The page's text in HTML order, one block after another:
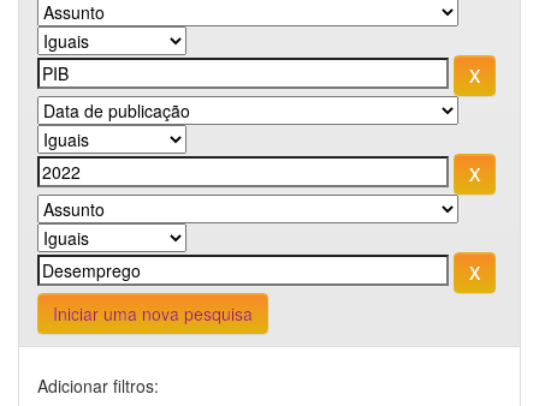
Iniciar uma nova pesquisa
Adicionar filtros: